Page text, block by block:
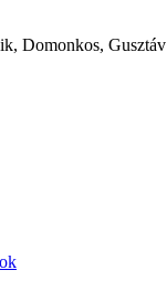
Do­mon­kos, Gusz­táv